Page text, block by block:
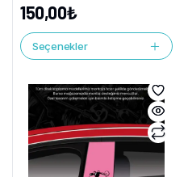
150,00₺
Seçenekler